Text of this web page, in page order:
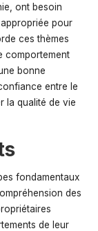
ont besoin
appropriée pour
ces thèmes
comportement
bonne
entre le
la qualité de vie
fondamentaux
des
de leur